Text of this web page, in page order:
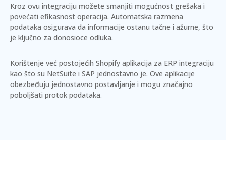
Kroz ovu integraciju možete smanjiti mogućnost grešaka i
povećati efikasnost operacija. Automatska razmena
podataka osigurava da informacije ostanu tačne i ažurne, što
je ključno za donosioce odluka.
Korištenje već postojećih Shopify aplikacija za ERP integraciju
kao što su NetSuite i SAP jednostavno je. Ove aplikacije
obezbeđuju jednostavno postavljanje i mogu značajno
poboljšati protok podataka.